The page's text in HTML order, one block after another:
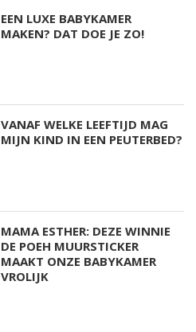
EEN LUXE BABYKAMER
MAKEN? DAT DOE JE ZO!
VANAF WELKE LEEFTIJD MAG
MIJN KIND IN EEN PEUTERBED?
MAMA ESTHER: DEZE WINNIE
DE POEH MUURSTICKER
MAAKT ONZE BABYKAMER
VROLIJK